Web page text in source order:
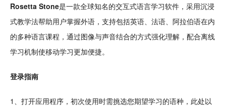
Rosetta Stone是一款全球知名的交互式语言学习软件 ，采用沉浸
式教学法帮助用户掌握外语，支持包括英语、 法语、阿拉伯语在内
的多种语言课程 ，通过图像与声音结合的方式强化理解， 配合离线
学习机制使移动学习更加便捷。
登录指南
1、打开应用程序，初次使用时需挑选您期望学习的语种，此处以